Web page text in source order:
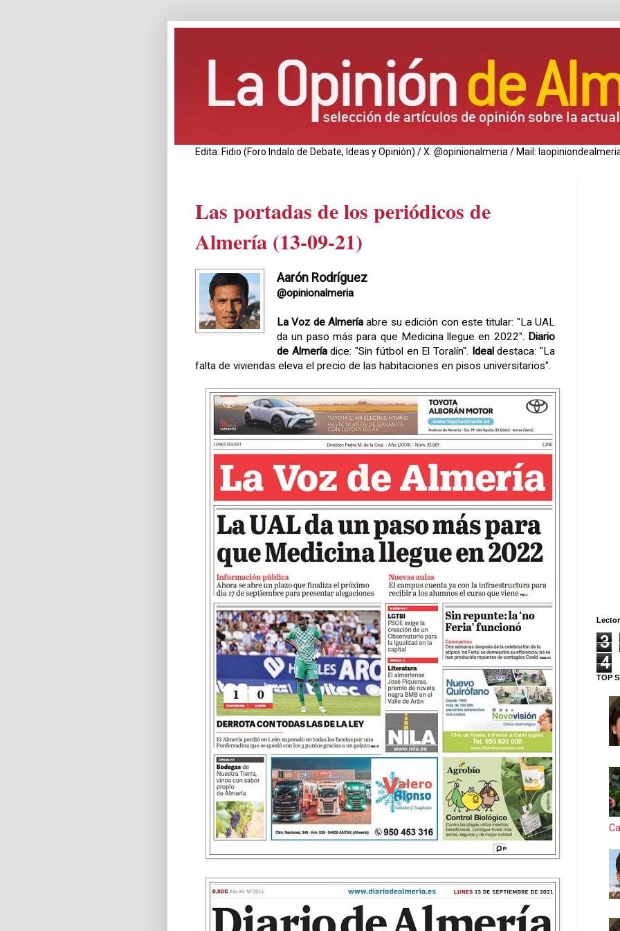
Edita: Fidio (Foro Indalo de Debate, Ideas y Opinión) / X: @opinionalmeria / Mail:
Las portadas de los periódicos de
Almería (13-09-21)
Aarón Rodríguez
@opinionalmeria
La Voz de Almería abre su edición con este titular: "La UAL
da un paso más para que Medicina llegue en 2022". Diario
de Almeríadice: "Sin fútbol en El Toralín". Ideal destaca: "La
falta de viviendas eleva el precio de las habitaciones en pisos universitarios".
3
4
TOP